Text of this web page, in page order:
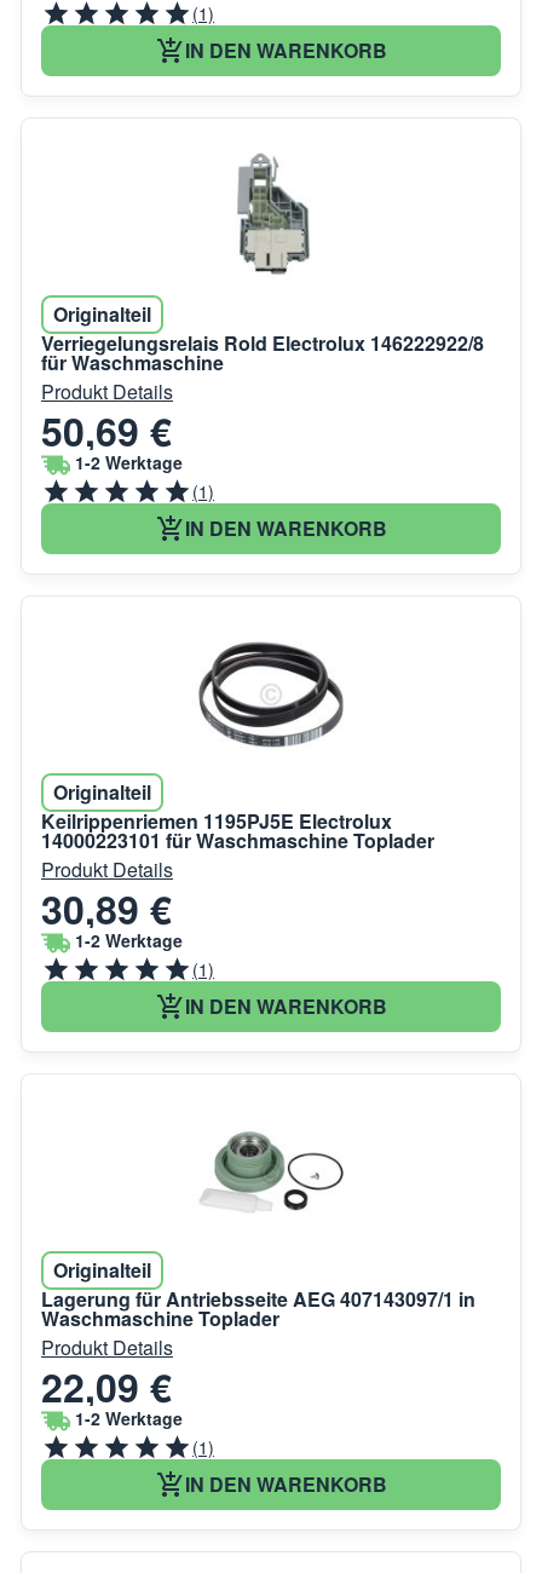
(1)
IN DEN WARENKORB
Originalteil
Verriegelungsrelais Rold Electrolux 146222922/8
für Waschmaschine
Produkt Details
50,69 €
1-2 Werktage
(1)
IN DEN WARENKORB
Originalteil
Keilrippenriemen 1195PJ5E Electrolux
14000223101 für Waschmaschine Toplader
Produkt Details
30,89 €
1-2 Werktage
(1)
IN DEN WARENKORB
Originalteil
Lagerung für Antriebsseite AEG 407143097/1 in
Waschmaschine Toplader
Produkt Details
22,09 €
1-2 Werktage
(1)
IN DEN WARENKORB